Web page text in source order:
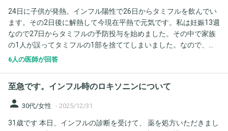
24日に子供が発熱。インフル陽性で26日からタミフルを飲んでい
ます。その2日後に解熱して今現在平熱で元気です。私は妊娠13週
なので27日からタミフルの予防投与を始めました。その中で家族
の1人が誤ってタミフルの1部を捨ててしまいました。なので、今
残り1粒手元にある状態です。タミフルを飲むと副作用なのか分か
ナップルの食べ過ぎかなとも思ったんですけども怖くなったの
で、朝接収するはずのタミフルをを夜摂取しました。 それと翌
経とうとしてるので飲もうと思ってたところなのですが、残りの1
6人の医師が回答
至急です。インフル時のロキソニンについて
person 30代/女性 - 2025/12/31
31歳です 本日、インフルの診断を受けて、 薬を処方いただきまし